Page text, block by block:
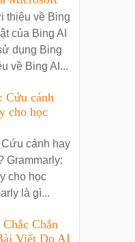
thiệu về Bing
của Bing AI
dụng Bing
về Bing AI...
Cứu cánh
cho học
cánh hay
Grammarly:
cho học
là gì...
Chắn
Viết Do AI